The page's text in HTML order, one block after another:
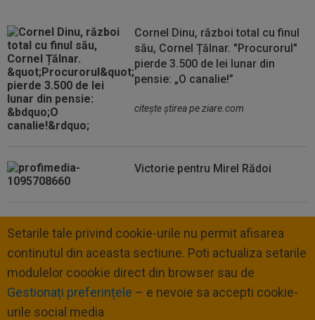
Cornel Dinu, război total cu finul
său, Cornel Țălnar. "Procurorul"
pierde 3.500 de lei lunar din
pensie: „O canalie!”
citeşte ştirea pe ziare.com
Victorie pentru Mirel Rădoi
Setarile tale privind cookie-urile nu permit afisarea
continutul din aceasta sectiune. Poti actualiza setarile
modulelor coookie direct din browser sau de
Gestionați preferințele – e nevoie sa accepti cookie-
urile social media